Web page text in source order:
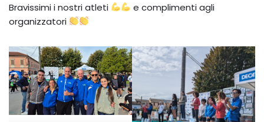
Bravissimi i nostri atleti
e complimenti agli
organizzatori